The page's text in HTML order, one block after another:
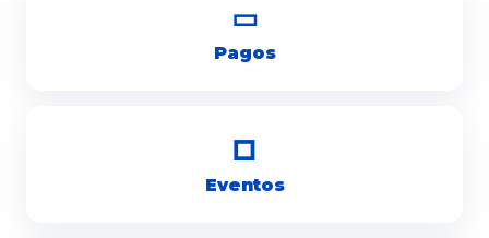
▭
Pagos
□
Eventos